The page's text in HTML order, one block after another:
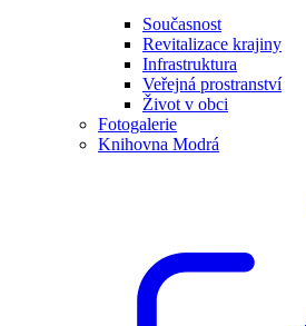
Současnost
Revitalizace krajiny
Infrastruktura
Veřejná prostranství
Život v obci
Fotogalerie
Knihovna Modrá